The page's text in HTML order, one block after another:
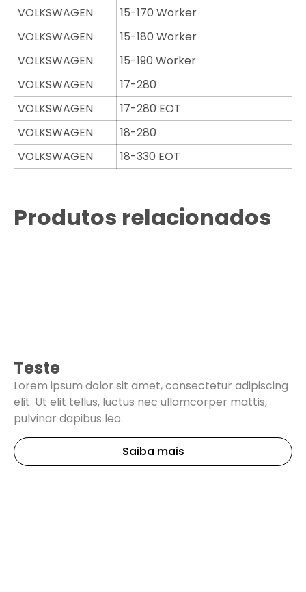
VOLKSWAGEN
15-170 Worker
VOLKSWAGEN
15-180 Worker
VOLKSWAGEN
15-190 Worker
VOLKSWAGEN
17-280
VOLKSWAGEN
17-280 EOT
VOLKSWAGEN
18-280
VOLKSWAGEN
18-330 EOT
Produtos relacionados
Teste
Lorem ipsum dolor sit amet, consectetur adipiscing
elit. Ut elit tellus, luctus nec ullamcorper mattis,
pulvinar dapibus leo.
Saiba mais